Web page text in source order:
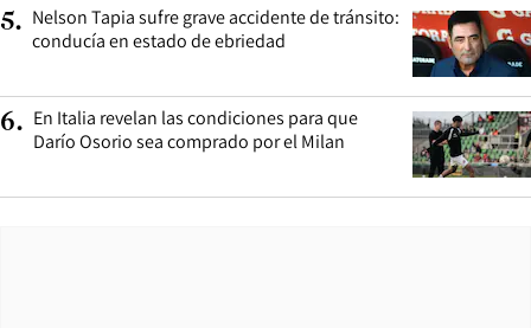
5. Nelson Tapia sufre grave accidente de tránsito:
conducía en estado de ebriedad
6. En Italia revelan las condiciones para que
Darío Osorio sea comprado por el Milan